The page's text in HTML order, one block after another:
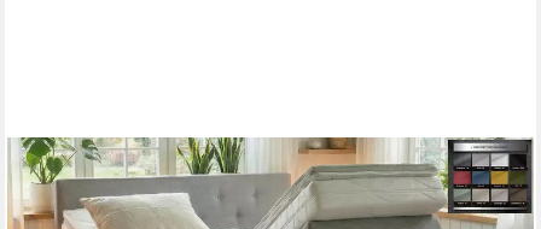
PAARA
Boxspringbett Rio mit Bettkasten Kopfteil verstellbar Stauraum,
inkl. Matratze und Topper, mit einzigartigem Belüftungssystem